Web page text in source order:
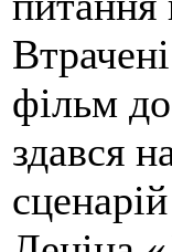
фільм
здався